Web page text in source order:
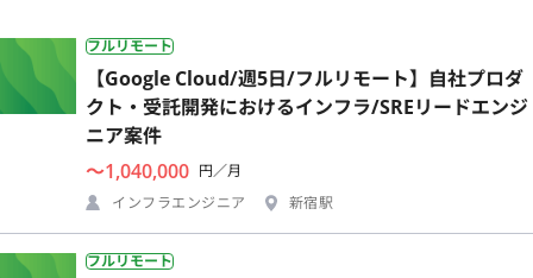
フルリモート
【Google Cloud/週5日/フルリモート】自社プロダ
クト・受託開発におけるインフラ/SREリードエンジ
ニア案件
〜1,040,000 円／月
インフラエンジニア
新宿駅
フルリモート